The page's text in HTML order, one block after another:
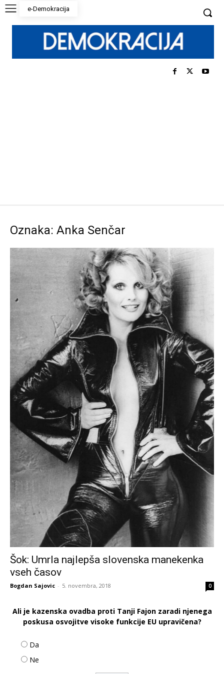
e-Demokracija
Oznaka: Anka Senčar
Šok: Umrla najlepša slovenska manekenka
vseh časov
Bogdan Sajovic - 5. novembra, 2018 0
Ali je kazenska ovadba proti Tanji Fajon zaradi njenega
poskusa osvojitve visoke funkcije EU upravičena?
Da
Ne